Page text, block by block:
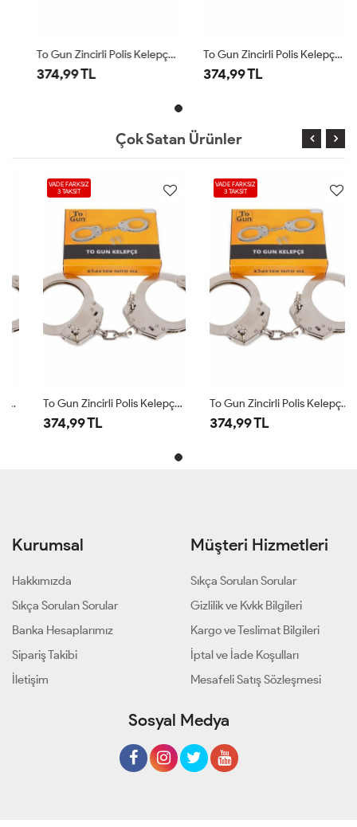
To Gun Zincirli Polis Kelepçesi Krom
374,99 TL
To Gun Zincirli Polis Kelepçesi Krom
374,99 TL
Çok Satan Ürünler
VADE FARKSIZ
3 TAKSİT
To Gun Zincirli Polis Kelepçesi Krom
374,99 TL
VADE FARKSIZ
3 TAKSİT
To Gun Zincirli Polis Kelepçesi Krom
374,99 TL
Kurumsal
Hakkımızda
Sıkça Sorulan Sorular
Banka Hesaplarımız
Sipariş Takibi
İletişim
Müşteri Hizmetleri
Sıkça Sorulan Sorular
Gizlilik ve Kvkk Bilgileri
Kargo ve Teslimat Bilgileri
İptal ve İade Koşulları
Mesafeli Satış Sözleşmesi
Sosyal Medya